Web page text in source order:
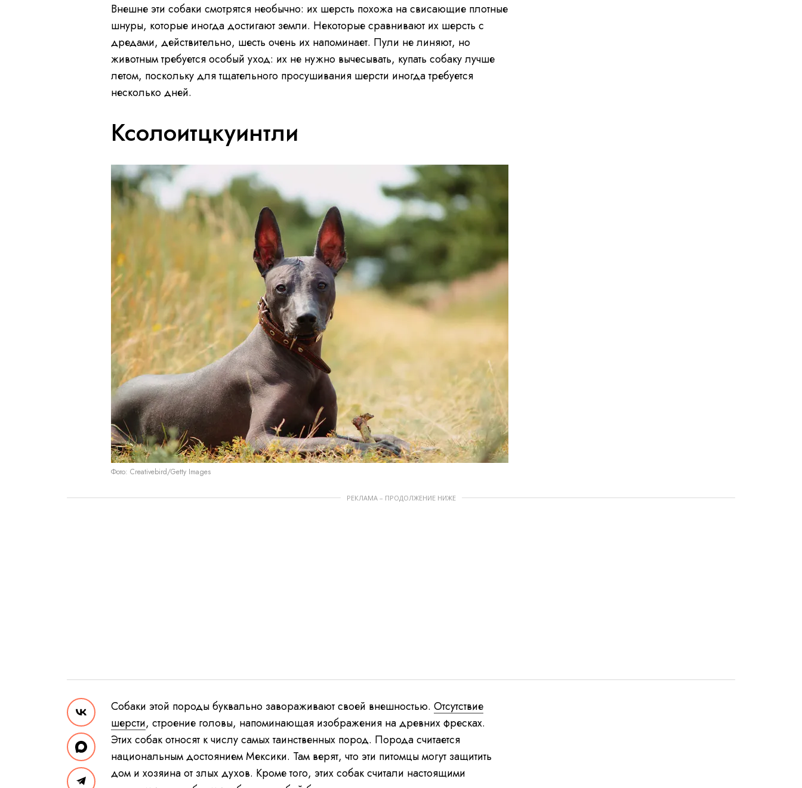
Внешне эти собаки смотрятся необычно: их шерсть похожа на свисающие плотные
шнуры, которые иногда достигают земли. Некоторые сравнивают их шерсть с
дредами, действительно, шесть очень их напоминает. Пули не линяют, но
животным требуется особый уход: их не нужно вычесывать, купать собаку лучше
летом, поскольку для тщательного просушивания шерсти иногда требуется
несколько дней.
Ксолоитцкуинтли
Фото: Creativebird/Getty Images
РЕКЛАМА – ПРОДОЛЖЕНИЕ НИЖЕ
Собаки этой породы буквально завораживают своей внешностью. Отсутствие
шерсти, строение головы, напоминающая изображения на древних фресках.
Этих собак относят к числу самых таинственных пород. Порода считается
национальным достоянием Мексики. Там верят, что эти питомцы могут защитить
дом и хозяина от злых духов. Кроме того, этих собак считали настоящими